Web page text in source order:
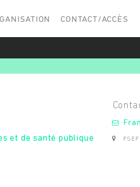
CONTACT/ACCÈS
et de santé publique FSEF